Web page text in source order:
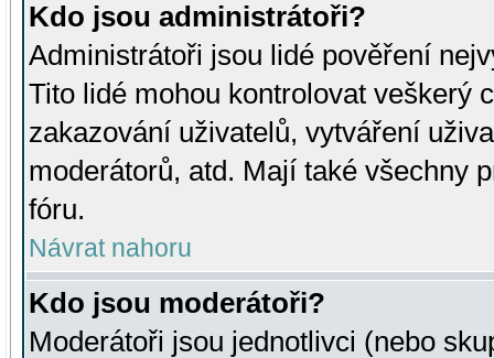
Kdo jsou administrátoři?
Administrátoři jsou lidé pověření
Tito lidé mohou kontrolovat veškerý
zakazování uživatelů, vytváření
moderátorů, atd. Mají také všechny
fóru.
Návrat nahoru
Kdo jsou moderátoři?
Moderátoři jsou jednotlivci (nebo